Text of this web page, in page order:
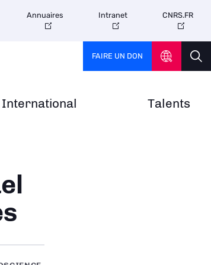
International Talents
Annuaires Intranet CNRS.FR
FAIRE UN DON